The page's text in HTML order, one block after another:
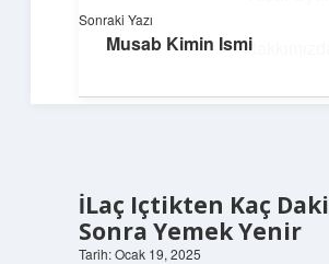
Hakkımızda
Yaratıcı projelerle dünyanı inşa
İLaç Içtikten Kaç
Sonra Yemek Yenir
Tarih: Ocak 19, 2025
Sonraki Yazı
Musab Kimin Ismi